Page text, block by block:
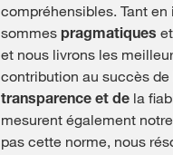
compréhensibles. Tant en
sommes pragmatiques et
et nous livrons les
contribution au succès de
transparence et de la
mesurent également notre
pas cette norme, nous